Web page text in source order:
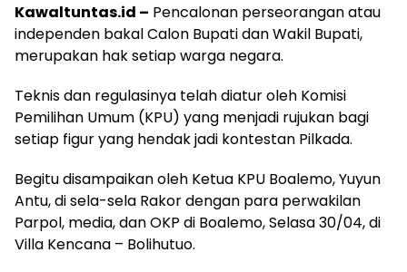
Kawaltuntas.id – Pencalonan perseorangan atau
independen bakal Calon Bupati dan Wakil Bupati,
merupakan hak setiap warga negara.
Teknis dan regulasinya telah diatur oleh Komisi
Pemilihan Umum (KPU) yang menjadi rujukan bagi
setiap figur yang hendak jadi kontestan Pilkada.
Begitu disampaikan oleh Ketua KPU Boalemo, Yuyun
Antu, di sela-sela Rakor dengan para perwakilan
Parpol, media, dan OKP di Boalemo, Selasa 30/04, di
Villa Kencana – Bolihutuo.